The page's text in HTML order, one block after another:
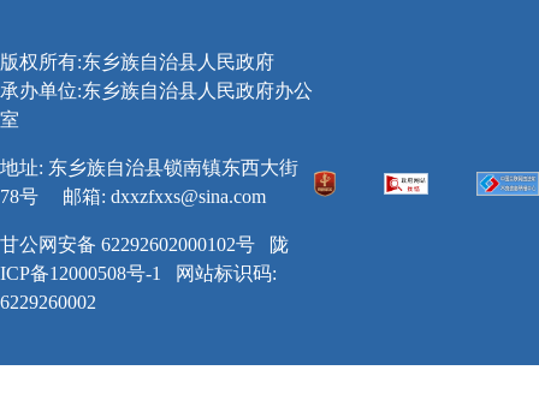
版权所有:东乡族自治县人民政府
承办单位:东乡族自治县人民政府办公
室
地址: 东乡族自治县锁南镇东西大街
78号
邮箱: dxxzfxxs@sina.com
甘公网安备 62292602000102号
陇
ICP备12000508号-1
网站标识码:
6229260002